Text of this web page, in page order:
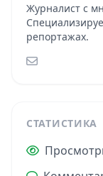
Журналист с
репортажах.
СТАТИСТИКА